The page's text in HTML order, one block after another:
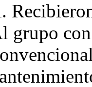
con